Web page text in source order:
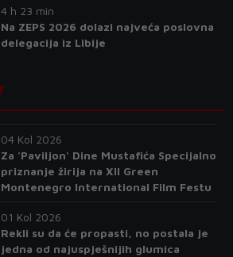
4 h 23 min
Na ZEPS 2026 dolazi najveća poslovna
delegacija iz Libije
04 Kol 2026
Za 'Paviljon' Dine Mustafića Specijalno
priznanje žirija na XII Green
Montenegro International Film Festu
01 Kol 2026
Rekli su da će propasti, no postala je
jedna od najuspješnijih glumica